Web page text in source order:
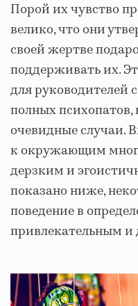
Порой их чувство
велико, что они
своей жертве
поддерживать их.
для руководителей
полных
очевидные случаи.
к окружающим
дерзким и
показано ниже,
поведение в
привлекательным